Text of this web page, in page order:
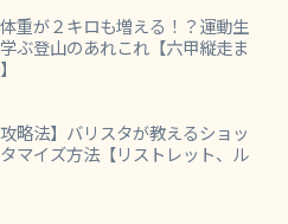
重が２キロも増える！？運動生
ぶ登山のあれこれ【六甲縦走ま
攻略法】バリスタが教えるショッ
マイズ方法【リストレット、ル